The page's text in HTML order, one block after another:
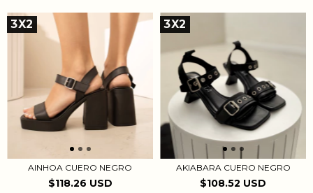
3X2
AINHOA CUERO NEGRO
$118.26 USD
3X2
AKIABARA CUERO NEGRO
$108.52 USD